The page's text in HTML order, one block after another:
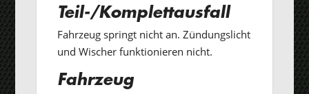
Teil-/Komplettausfall
Fahrzeug springt nicht an. Zündungslicht
und Wischer funktionieren nicht.
Fahrzeug